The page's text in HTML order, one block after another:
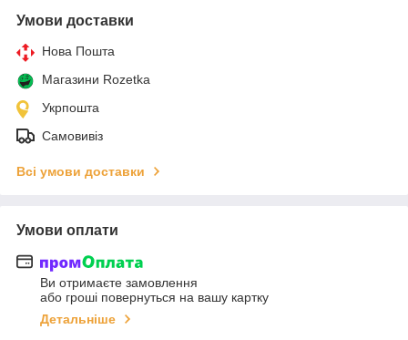
Умови доставки
Нова Пошта
Магазини Rozetka
Укрпошта
Самовивіз
Всі умови доставки
Умови оплати
Ви отримаєте замовлення
або гроші повернуться на вашу картку
Детальніше